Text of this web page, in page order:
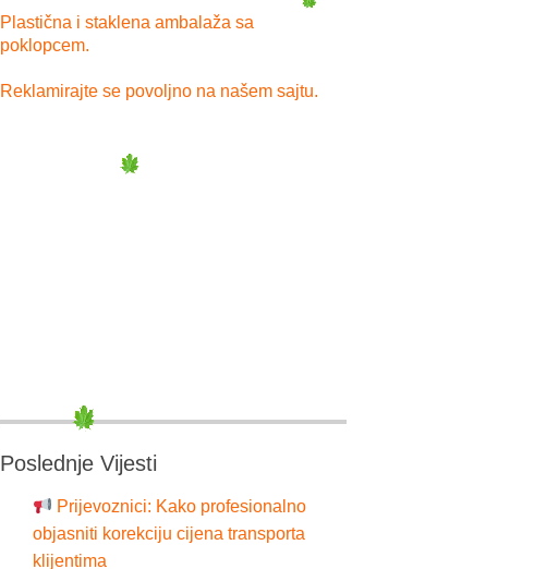
Plastična i staklena ambalaža sa
poklopcem.
Reklamirajte se povoljno na našem sajtu.
Poslednje Vijesti
Prijevoznici: Kako profesionalno
objasniti korekciju cijena transporta
klijentima